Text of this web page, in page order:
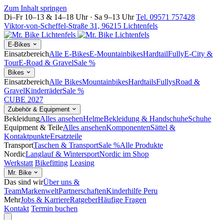
Zum Inhalt springen
Di–Fr 10–13 & 14–18 Uhr · Sa 9–13 Uhr Tel. 09571 757428
Viktor-von-Scheffel-Straße 31, 96215 Lichtenfels
E-Bikes
EinsatzbereichAlle E-BikesE-MountainbikesHardtailFullyE-City &
TourE-Road & GravelSale %
Bikes
EinsatzbereichAlle BikesMountainbikesHardtailsFullysRoad &
GravelKinderräderSale %
CUBE 2027
Zubehör & Equipment
BekleidungAlles ansehenHelmeBekleidung & HandschuheSchuhe
Equipment & TeileAlles ansehenKomponentenSättel &
KontaktpunkteErsatzteile
TransportTaschen & TransportSale %Alle Produkte
NordicLanglauf & WintersportNordic im Shop
Werkstatt Bikefitting Leasing
Mr. Bike
Das sind wirÜber uns &
TeamMarkenweltPartnerschaftenKinderhilfe Peru
MehrJobs & KarriereRatgeberHäufige Fragen
Kontakt Termin buchen